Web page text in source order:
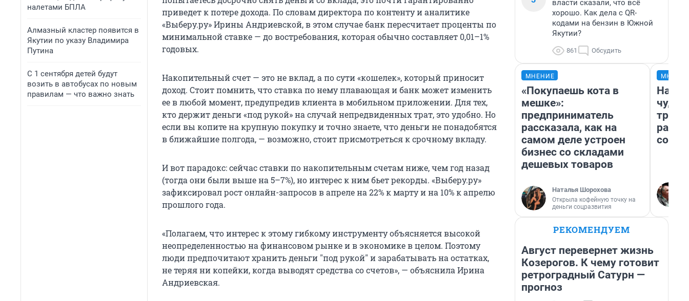
налетами БПЛА
Алмазный кластер появится в
Якутии по указу Владимира
Путина
С 1 сентября детей будут
возить в автобусах по новым
правилам — что важно знать
приведет к потере дохода. По словам директора по контенту и аналитике
«Выберу.ру» Ирины Андриевской, в этом случае банк пересчитает проценты по
минимальной ставке — до востребования, которая обычно составляет 0,01–1%
годовых.
Накопительный счет — это не вклад, а по сути «кошелек», который приносит
доход. Стоит помнить, что ставка по нему плавающая и банк может изменить
ее в любой момент, предупредив клиента в мобильном приложении. Для тех,
кто держит деньги «под рукой» на случай непредвиденных трат, это удобно. Но
если вы копите на крупную покупку и точно знаете, что деньги не понадобятся
в ближайшие полгода, — возможно, стоит присмотреться к срочному вкладу.
И вот парадокс: сейчас ставки по накопительным счетам ниже, чем год назад
(тогда они были выше на 5–7%), но интерес к ним бьет рекорды. «Выберу.ру»
зафиксировал рост онлайн-запросов в апреле на 22% к марту и на 10% к апрелю
прошлого года.
«Полагаем, что интерес к этому гибкому инструменту объясняется высокой
неопределенностью на финансовом рынке и в экономике в целом. Поэтому
люди предпочитают хранить деньги "под рукой" и зарабатывать на остатках,
не теряя ни копейки, когда выводят средства со счетов», — объяснила Ирина
Андриевская.
власти сказали, что всё
хорошо. Как дела с QR-
кодами на бензин в Южной
Якутии?
861 Обсудить
МНЕНИЕ
«Покупаешь кота в
мешке»:
предприниматель
рассказала, как на
самом деле устроен
бизнес со складами
дешевых товаров
Наталья Шорохова
Открыла кофейную точку на
деньги соцразвития
РЕКОМЕНДУЕМ
Август перевернет жизнь
Козерогов. К чему готовит
ретроградный Сатурн —
прогноз